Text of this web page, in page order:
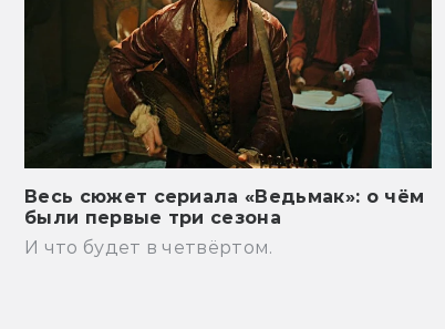
Весь сюжет сериала «Ведьмак»: о чём
были первые три сезона
И что будет в четвёртом.